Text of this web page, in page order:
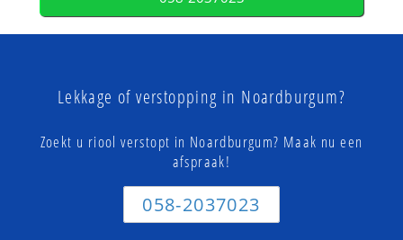
Lekkage of verstopping in Noardburgum?
Zoekt u riool verstopt in Noardburgum? Maak nu een
afspraak!
058-2037023